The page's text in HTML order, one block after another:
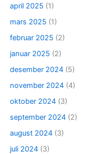
april 2025 (1)
mars 2025 (1)
februar 2025 (2)
januar 2025 (2)
desember 2024 (5)
november 2024 (4)
oktober 2024 (3)
september 2024 (2)
august 2024 (3)
juli 2024 (3)